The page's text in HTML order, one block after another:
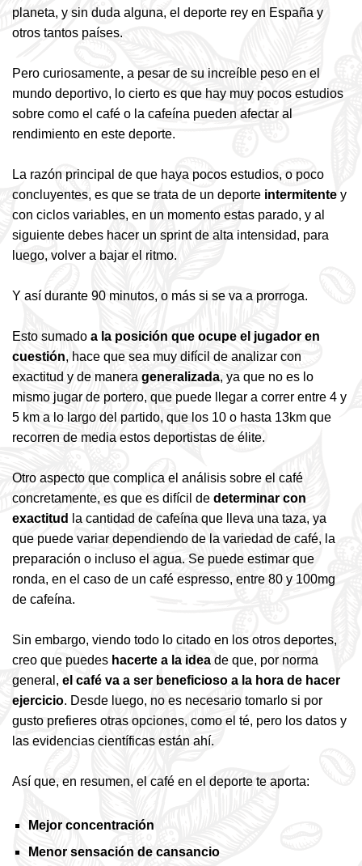
planeta, y sin duda alguna, el deporte rey en España y
otros tantos países.
Pero curiosamente, a pesar de su increíble peso en el
mundo deportivo, lo cierto es que hay muy pocos estudios
sobre como el café o la cafeína pueden afectar al
rendimiento en este deporte.
La razón principal de que haya pocos estudios, o poco
concluyentes, es que se trata de un deporte intermitente y
con ciclos variables, en un momento estas parado, y al
siguiente debes hacer un sprint de alta intensidad, para
luego, volver a bajar el ritmo.
Y así durante 90 minutos, o más si se va a prorroga.
Esto sumado a la posición que ocupe el jugador en
cuestión, hace que sea muy difícil de analizar con
exactitud y de manera generalizada, ya que no es lo
mismo jugar de portero, que puede llegar a correr entre 4 y
5 km a lo largo del partido, que los 10 o hasta 13km que
recorren de media estos deportistas de élite.
Otro aspecto que complica el análisis sobre el café
concretamente, es que es difícil de determinar con
exactitud
la cantidad de cafeína que lleva una taza, ya
que puede variar dependiendo de la variedad de café, la
preparación o incluso el agua. Se puede estimar que
ronda, en el caso de un café espresso, entre 80 y 100mg
de cafeína.
Sin embargo, viendo todo lo citado en los otros deportes,
creo que puedes hacerte a la idea de que, por norma
general, el café va a ser beneficioso a la hora de hacer
ejercicio. Desde luego, no es necesario tomarlo si por
gusto prefieres otras opciones, como el té, pero los datos y
las evidencias científicas están ahí.
Así que, en resumen, el café en el deporte te aporta:
Mejor concentración
Menor sensación de cansancio